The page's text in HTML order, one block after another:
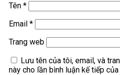
Tên *
Email *
Trang web
Lưu tên của tôi, email, và
này cho lần bình luận kế tiếp của